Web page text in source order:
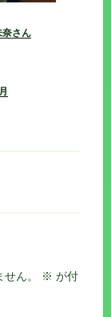
さん
ん。 ※ が付